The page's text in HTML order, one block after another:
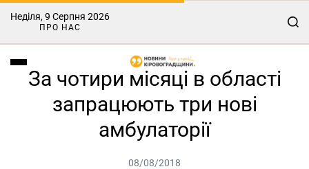
Неділя, 9 Серпня 2026
ПРО НАС
За чотири місяці в області
запрацюють три нові
амбулаторії
08/08/2018